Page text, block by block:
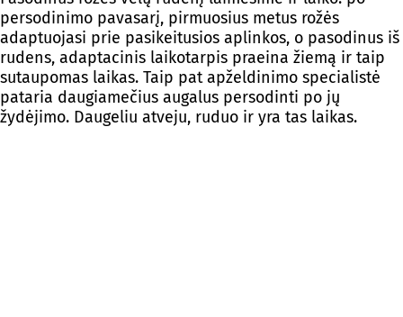
persodinimo pavasarį, pirmuosius metus rožės
adaptuojasi prie pasikeitusios aplinkos, o pasodinus iš
rudens, adaptacinis laikotarpis praeina žiemą ir taip
sutaupomas laikas. Taip pat apželdinimo specialistė
pataria daugiamečius augalus persodinti po jų
žydėjimo. Daugeliu atveju, ruduo ir yra tas laikas.